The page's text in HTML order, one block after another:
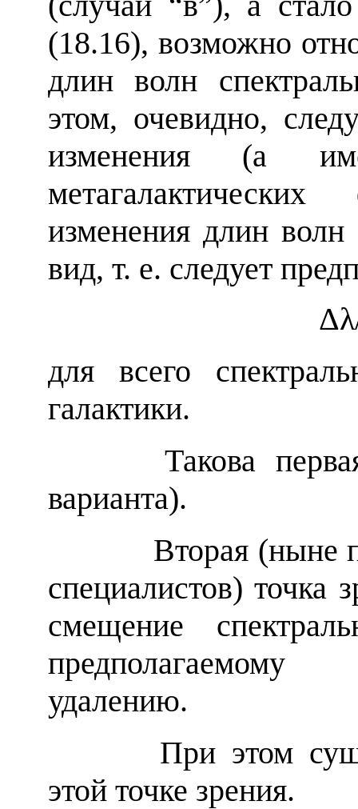
(18.16), возможно
длин волн
этом, очевидно,
изменения (а
изменения длин волн
вид, т. е. следует
Δλ
для всего
галактики.
Такова первая
варианта).
Вторая (ныне
специалистов) точка
смещение
удалению.
При этом
этой точке зрения.